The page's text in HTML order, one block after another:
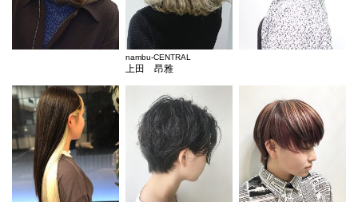
nambu-CENTRAL
上田 昂雅